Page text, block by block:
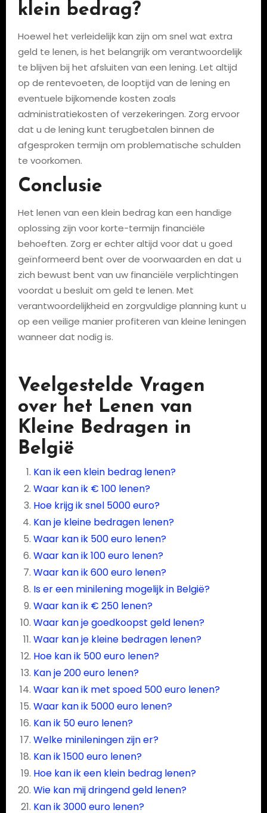
klein bedrag?
Hoewel het verleidelijk kan zijn om snel wat extra
geld te lenen, is het belangrijk om verantwoordelijk
te blijven bij het afsluiten van een lening. Let altijd
op de rentevoeten, de looptijd van de lening en
eventuele bijkomende kosten zoals
administratiekosten of verzekeringen. Zorg ervoor
dat u de lening kunt terugbetalen binnen de
afgesproken termijn om problematische schulden
te voorkomen.
Conclusie
Het lenen van een klein bedrag kan een handige
oplossing zijn voor korte-termijn financiële
behoeften. Zorg er echter altijd voor dat u goed
geïnformeerd bent over de voorwaarden en dat u
zich bewust bent van uw financiële verplichtingen
voordat u besluit om geld te lenen. Met
verantwoordelijkheid en zorgvuldige planning kunt u
op een veilige manier profiteren van kleine leningen
wanneer dat nodig is.
Veelgestelde Vragen
over het Lenen van
Kleine Bedragen in
België
Kan ik een klein bedrag lenen?
Waar kan ik € 100 lenen?
Hoe krijg ik snel 5000 euro?
Kan je kleine bedragen lenen?
Waar kan ik 500 euro lenen?
Waar kan ik 100 euro lenen?
Waar kan ik 600 euro lenen?
Is er een minilening mogelijk in België?
Waar kan ik € 250 lenen?
Waar kan je goedkoopst geld lenen?
Waar kan je kleine bedragen lenen?
Hoe kan ik 500 euro lenen?
Kan je 200 euro lenen?
Waar kan ik met spoed 500 euro lenen?
Waar kan ik 5000 euro lenen?
Kan ik 50 euro lenen?
Welke minileningen zijn er?
Kan ik 1500 euro lenen?
Hoe kan ik een klein bedrag lenen?
Wie kan mij dringend geld lenen?
Kan ik 3000 euro lenen?